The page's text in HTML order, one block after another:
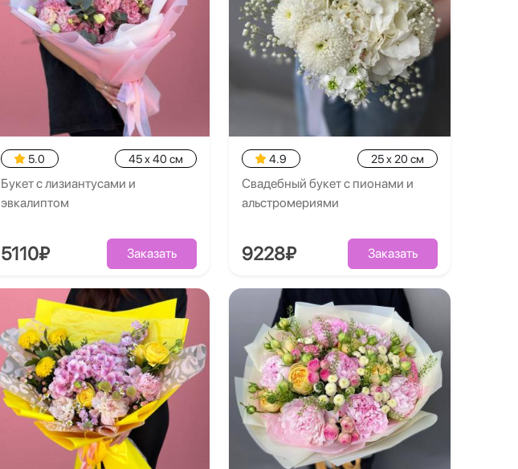
5.0 45 x 40 см
Букет с лизиантусами и
эвкалиптом
5110₽ Заказать
4.9 25 x 20 см
Свадебный букет с пионами и
альстромериями
9228₽ Заказать